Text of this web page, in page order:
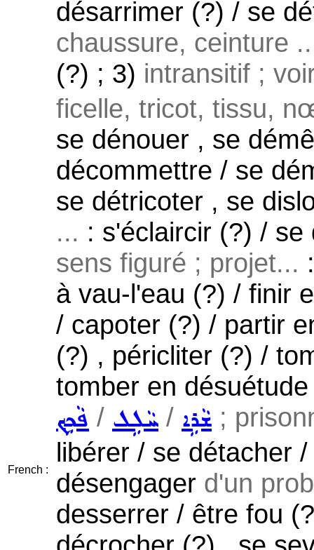
French :
désarrimer (?) / se
chaussure, ceinture
(?) ; 3) intransitif ;
ficelle, tricot, tissu,
se dénouer , se
décommettre / se
se détricoter , se
... : s'éclaircir (?) /
sens figuré ; projet...
à vau-l'eau (?) / finir
/ capoter (?) / partir
(?) , péricliter (?) /
tomber en
ܦܵܟܹܟ݂ / ܚܵܠܹܠ / ܫܵܪܹܐ ;
libérer / se détacher
désengager d'un
desserrer / être fou